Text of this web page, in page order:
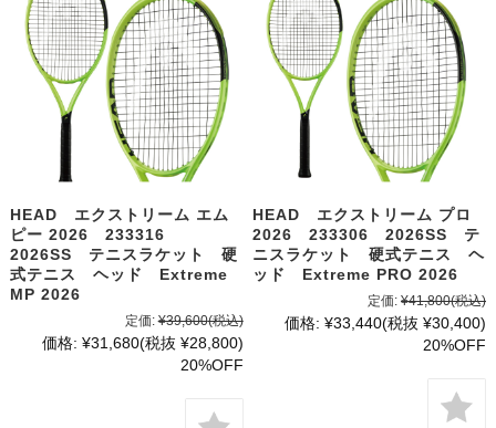
HEAD エクストリーム エム
ピー 2026 233316
2026SS テニスラケット 硬
式テニス ヘッド Extreme
MP 2026
定価: ¥39,600(税込)
価格: ¥31,680(税抜 ¥28,800)
20%OFF
HEAD エクストリーム プロ
2026 233306 2026SS テ
ニスラケット 硬式テニス ヘ
ッド Extreme PRO 2026
定価: ¥41,800(税込)
価格: ¥33,440(税抜 ¥30,400)
20%OFF